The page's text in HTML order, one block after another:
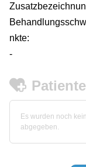
nkte:
-
Es wurden noch
abgegeben.